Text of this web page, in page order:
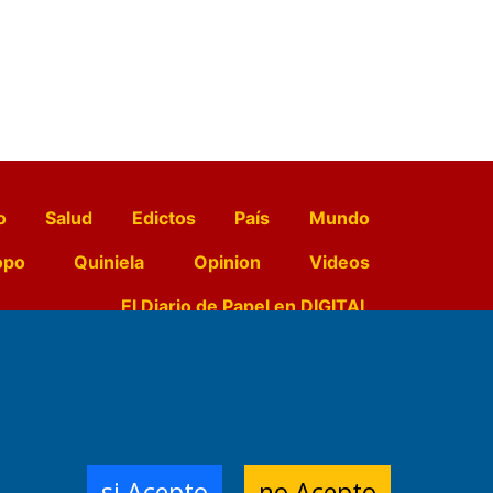
Salud Edictos País
Mundo
Quiniela Opinion
Videos
El Diario de Papel en DIGITAL